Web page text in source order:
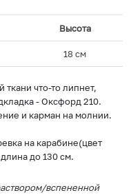
Высота
18 см
ткани что-то липнет,
- Оксфорд 210.
и карман на молнии.
на карабине(цвет
до 130 см.⁣⁣⁣⁣
вспененной